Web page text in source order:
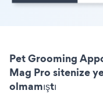
Pet Grooming
Mag Pro sitenize
olmamıştı